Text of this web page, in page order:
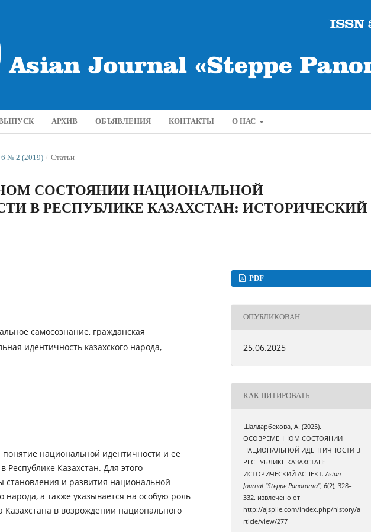
АРХИВ ОБЪЯВЛЕНИЯ КОНТАКТЫ О НАС
№ 2 (2019) / Статьи
СОСТОЯНИИ НАЦИОНАЛЬНОЙ
В РЕСПУБЛИКЕ КАЗАХСТАН: ИСТОРИЧЕСКИЙ
самосознание, гражданская
идентичность казахского народа,
понятие национальной идентичности и ее
Республике Казахстан. Для этого
становления и развития национальной
народа, а также указывается на особую роль
Казахстана в возрождении национального
PDF
ОПУБЛИКОВАН
25.06.2025
КАК ЦИТИРОВАТЬ
Шалдарбекова, А. (2025).
ОСОВРЕМЕННОМ СОСТОЯНИИ
НАЦИОНАЛЬНОЙ ИДЕНТИЧНОСТИ В
РЕСПУБЛИКЕ КАЗАХСТАН:
ИСТОРИЧЕСКИЙ АСПЕКТ.Asian
Journal "Steppe Panorama",6(2), 328–
332. извлечено от
http://ajspiie.com/index.php/history/a
rticle/view/277